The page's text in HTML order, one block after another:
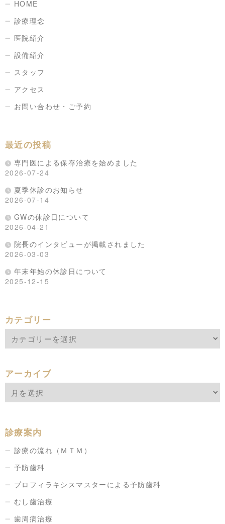
HOME
診療理念
医院紹介
設備紹介
スタッフ
アクセス
お問い合わせ・ご予約
最近の投稿
専門医による保存治療を始めました
2026-07-24
夏季休診のお知らせ
2026-07-14
GWの休診日について
2026-04-21
院長のインタビューが掲載されました
2026-03-03
年末年始の休診日について
2025-12-15
カテゴリー
アーカイブ
診療案内
診療の流れ（ＭＴＭ）
予防歯科
プロフィラキシスマスターによる予防歯科
むし歯治療
歯周病治療